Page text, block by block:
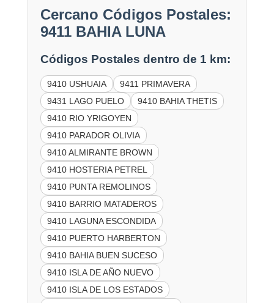
Cercano Códigos Postales:
9411 BAHIA LUNA
Códigos Postales dentro de 1 km:
9410 USHUAIA
9411 PRIMAVERA
9431 LAGO PUELO
9410 BAHIA THETIS
9410 RIO YRIGOYEN
9410 PARADOR OLIVIA
9410 ALMIRANTE BROWN
9410 HOSTERIA PETREL
9410 PUNTA REMOLINOS
9410 BARRIO MATADEROS
9410 LAGUNA ESCONDIDA
9410 PUERTO HARBERTON
9410 BAHIA BUEN SUCESO
9410 ISLA DE AÑO NUEVO
9410 ISLA DE LOS ESTADOS